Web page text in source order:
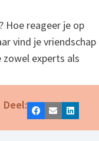
Hoe reageer je op
vind je vriendschap
experts als
Deel:
Facebook
E-mailLinkedIn